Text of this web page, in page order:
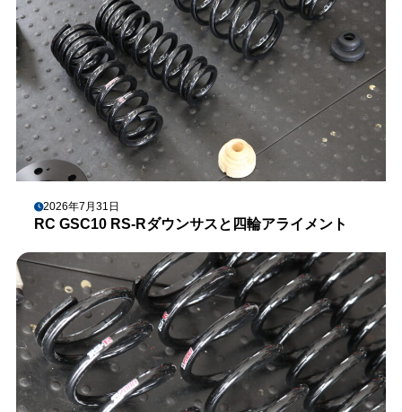
2026年7月31日
RC GSC10 RS-Rダウンサスと四輪アライメント